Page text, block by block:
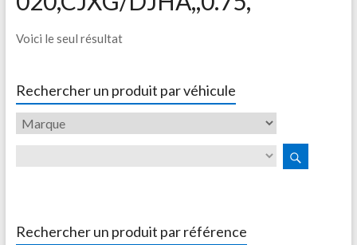
Voici le seul résultat
Rechercher un produit par véhicule
Rechercher un produit par référence